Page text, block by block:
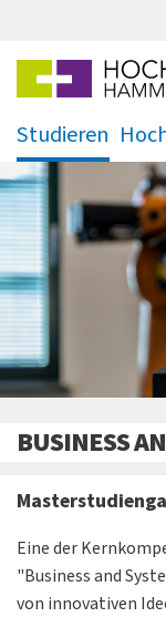
Studieren
. .
BUSINESS
Eine der
"Business and
von innovativen